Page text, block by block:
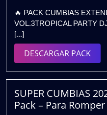
de
2026
🔥 PACK CUMBIAS
VOL.3TROPICAL PARTY
[...]
DESCARGAR PACK
PACK
SUPER CUMBIAS
Pack – Para